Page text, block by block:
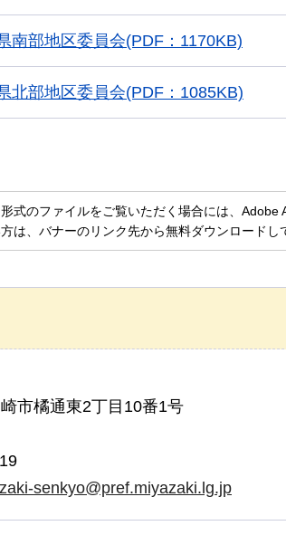
南部地区委員会(PDF：1170KB)
北部地区委員会(PDF：1085KB)
式のファイルをご覧いただく場合には、
は、バナーのリンク先から無料ダウンロードし
市橘通東2丁目10番1号
senkyo@pref.miyazaki.lg.jp